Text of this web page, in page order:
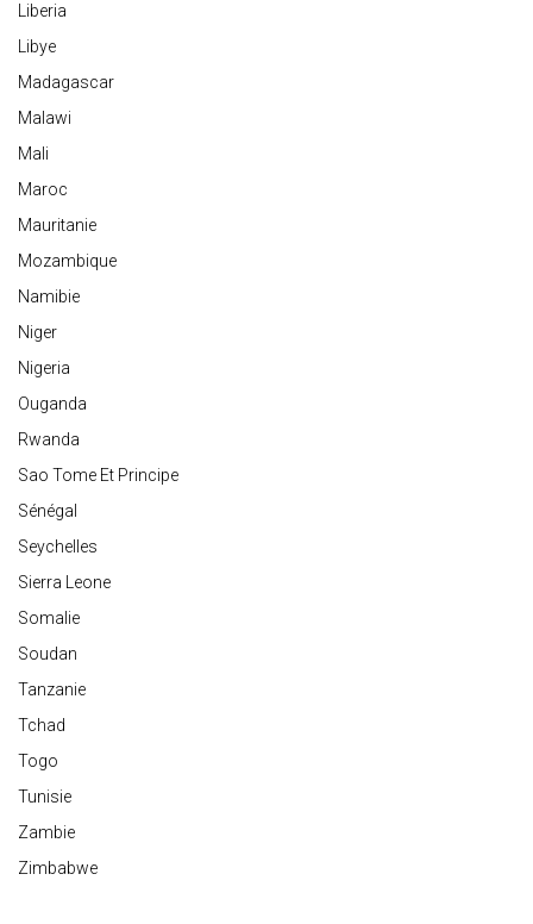
Liberia
Libye
Madagascar
Malawi
Mali
Maroc
Mauritanie
Mozambique
Namibie
Niger
Nigeria
Ouganda
Rwanda
Sao Tome Et Principe
Sénégal
Seychelles
Sierra Leone
Somalie
Soudan
Tanzanie
Tchad
Togo
Tunisie
Zambie
Zimbabwe